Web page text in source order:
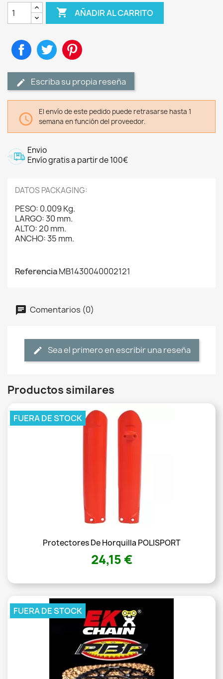
 AÑADIR AL CARRITO
CompartirTuitear
Escriba su propia reseña

El envío de este pedido puede retrasarse hasta 1
semana en función del proveedor.
Envio
Envío gratis a partir de 100€
DATOS PACKAGING:
PESO: 0.009 Kg.
LARGO: 30 mm.
ALTO: 20 mm.
ANCHO: 35 mm.
ReferenciaMB1430040002121
Comentarios (0)
Sea el primero en escribir una reseña
Productos similares
Protectores De Horquilla POLISPORT
24,15 €
FUERA DE STOCK
FUERA DE STOCK